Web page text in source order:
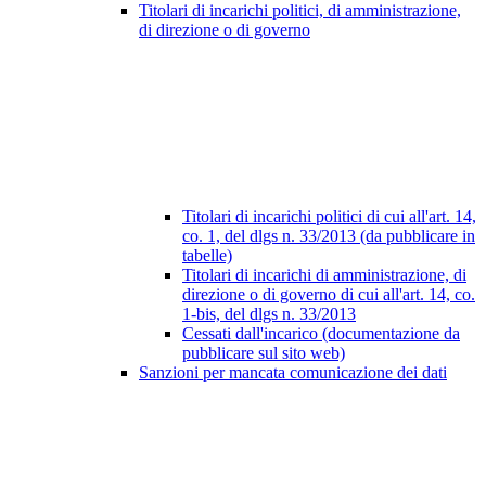
Titolari di incarichi politici, di amministrazione,
di direzione o di governo
Titolari di incarichi politici di cui all'art. 14,
co. 1, del dlgs n. 33/2013 (da pubblicare in
tabelle)
Titolari di incarichi di amministrazione, di
direzione o di governo di cui all'art. 14, co.
1-bis, del dlgs n. 33/2013
Cessati dall'incarico (documentazione da
pubblicare sul sito web)
Sanzioni per mancata comunicazione dei dati